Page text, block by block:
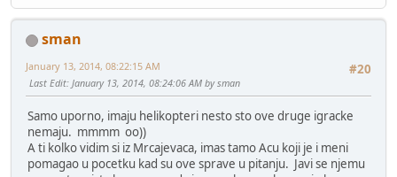
sman
#20
January 13, 2014, 08:22:15 AM
Last Edit: January 13, 2014, 08:24:06 AM by sman
Samo uporno, imaju helikopteri nesto sto ove druge igracke
nemaju. mmmm oo))
A ti kolko vidim si iz Mrcajevaca, imas tamo Acu koji je i meni
pomagao u pocetku kad su ove sprave u pitanju. Javi se njemu